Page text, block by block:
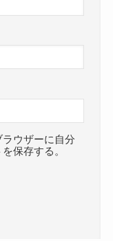
ウザーに自分
保存する。